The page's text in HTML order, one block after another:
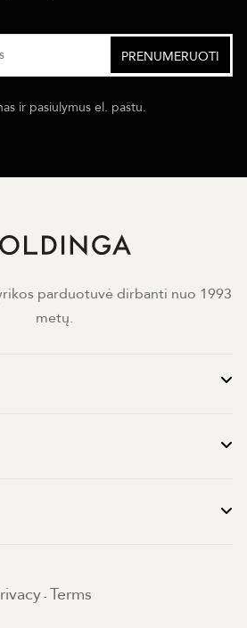
ir pasiulymus el. paštu.
parduotuvė dirbanti nuo 1993
metų.
- Terms